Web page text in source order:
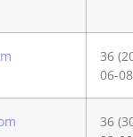
36
06-08
36